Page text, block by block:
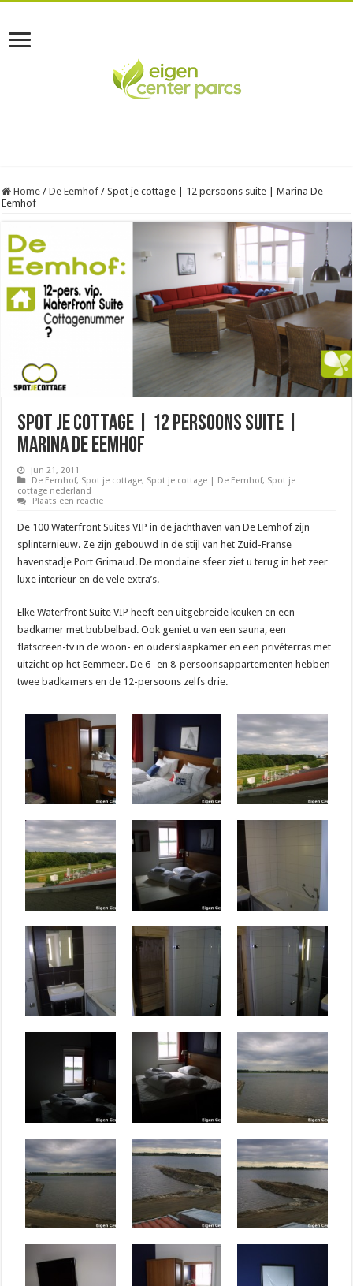
Home / De Eemhof / Spot je cottage | 12 persoons suite | Marina De
Eemhof
Spot je cottage | 12 persoons suite |
Marina De Eemhof
jun 21, 2011
De Eemhof, Spot je cottage, Spot je cottage | De Eemhof, Spot je
cottage nederland
Plaats een reactie
De 100 Waterfront Suites VIP in de jachthaven van De Eemhof zijn
splinternieuw. Ze zijn gebouwd in de stijl van het Zuid-Franse
havenstadje Port Grimaud. De mondaine sfeer ziet u terug in het zeer
luxe interieur en de vele extra’s.
Elke Waterfront Suite VIP heeft een uitgebreide keuken en een
badkamer met bubbelbad. Ook geniet u van een sauna, een
flatscreen-tv in de woon- en ouderslaapkamer en een privéterras met
uitzicht op het Eemmeer. De 6- en 8-persoonsappartementen hebben
twee badkamers en de 12-persoons zelfs drie.